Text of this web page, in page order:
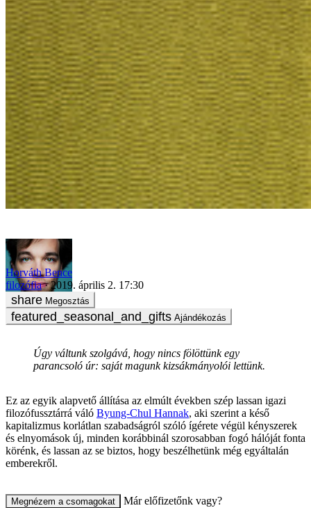
Horváth Bence
filozófia
2019. április 2. 17:30
Megosztás
Ajándékozás
Úgy váltunk szolgává, hogy nincs fölöttünk egy
parancsoló úr: saját magunk kizsákmányolói lettünk.
Ez az egyik alapvető állítása az elmúlt években szép lassan igazi
filozófussztárrá váló Byung-Chul Hannak, aki szerint a késő
kapitalizmus korlátlan szabadságról szóló ígérete végül kényszerek
és elnyomások új, minden korábbinál szorosabban fogó hálóját fonta
körénk, és lassan az se biztos, hogy beszélhetünk még egyáltalán
emberekről.
Megnézem a csomagokat
Már előfizetőnk vagy?